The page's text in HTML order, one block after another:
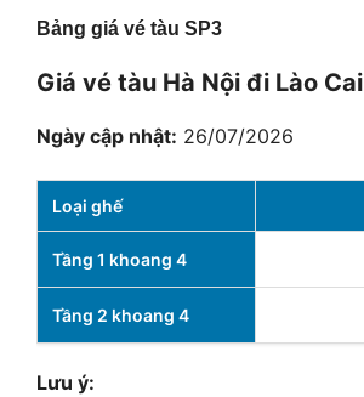
Bảng giá vé tàu SP3
Giá vé tàu Hà Nội đi Lào Cai
Ngày cập nhật: 26/07/2026
Loại ghế
Tầng 1 khoang 4
Tầng 2 khoang 4
Lưu ý: